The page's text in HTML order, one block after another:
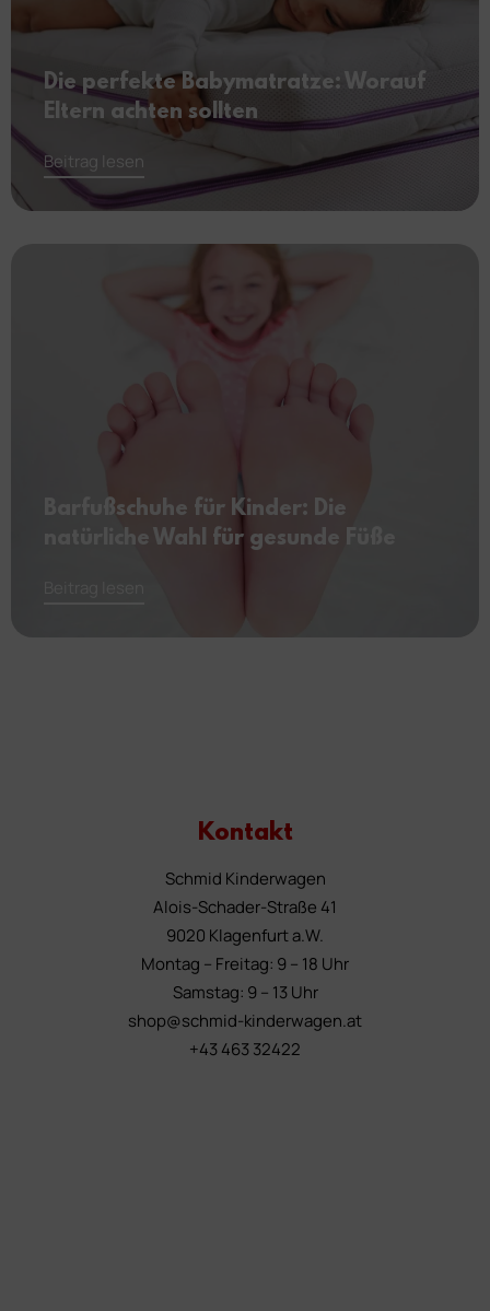
Die perfekte Babymatratze: Worauf
Eltern achten sollten
Beitrag lesen
Barfußschuhe für Kinder: Die
natürliche Wahl für gesunde Füße
Kontakt
Schmid Kinderwagen
Alois-Schader-Straße 41
9020 Klagenfurt a.W.
Montag – Freitag: 9 – 18 Uhr
Samstag: 9 – 13 Uhr
shop@schmid-kinderwagen.at
+43 463 32422